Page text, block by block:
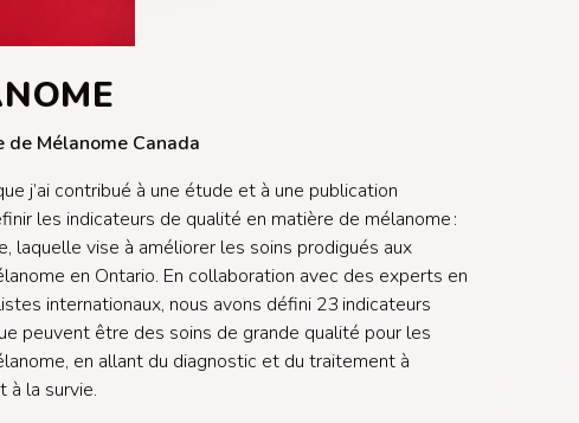
Mélanome Canada
j’ai contribué à une étude et à une publication
les indicateurs de qualité en matière de mélanome :
laquelle vise à améliorer les soins prodigués aux
en Ontario. En collaboration avec des experts en
internationaux, nous avons défini 23 indicateurs
peuvent être des soins de grande qualité pour les
en allant du diagnostic et du traitement à
à la survie.